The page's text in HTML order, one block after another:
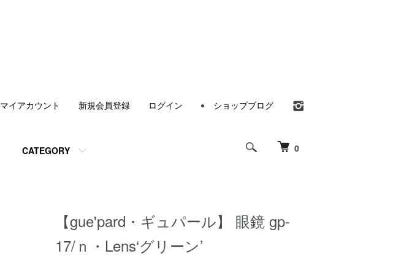
0
CATEGORY
マイアカウント 新規会員登録 ログイン ショップブログ
【gue'pard・ギュパール】 眼鏡 gp-
17/ｎ・Lens‘グリーン’